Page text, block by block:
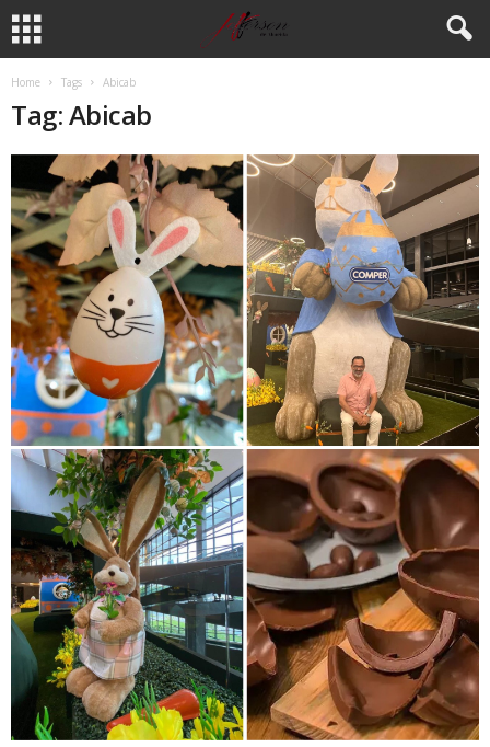
Home Tags Abicab
Tag: Abicab